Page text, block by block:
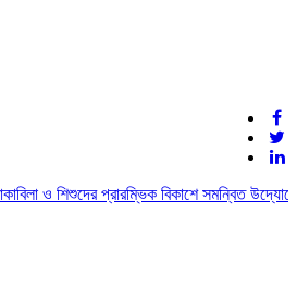
ও শিশুদের প্রারম্ভিক বিকাশে সমন্বিত